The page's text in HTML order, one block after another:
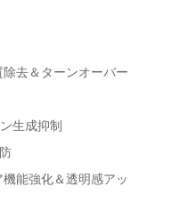
除去＆ターンオーバー
生成抑制
機能強化＆透明感アッ